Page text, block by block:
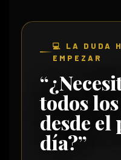
💻 LA DUDA
EMPEZAR
todos
desde
día?”